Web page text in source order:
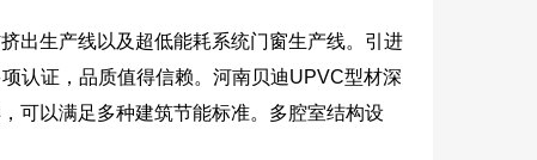
出生产线以及超低能耗系统门窗生产线。引进
认证，品质值得信赖。河南贝迪UPVC型材深
可以满足多种建筑节能标准。多腔室结构设